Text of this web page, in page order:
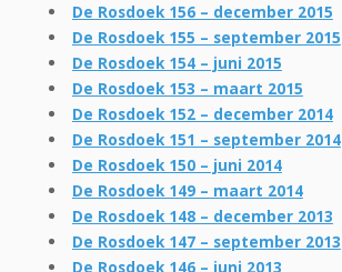
De Rosdoek 156 – december 2015
De Rosdoek 155 – september 2015
De Rosdoek 154 – juni 2015
De Rosdoek 153 – maart 2015
De Rosdoek 152 – december 2014
De Rosdoek 151 – september 2014
De Rosdoek 150 – juni 2014
De Rosdoek 149 – maart 2014
De Rosdoek 148 – december 2013
De Rosdoek 147 – september 2013
De Rosdoek 146 – juni 2013